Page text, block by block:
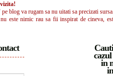
pe blog va rugam sa nu uitati sa precizati
este nimic rau sa fii inspirat de cineva,
in